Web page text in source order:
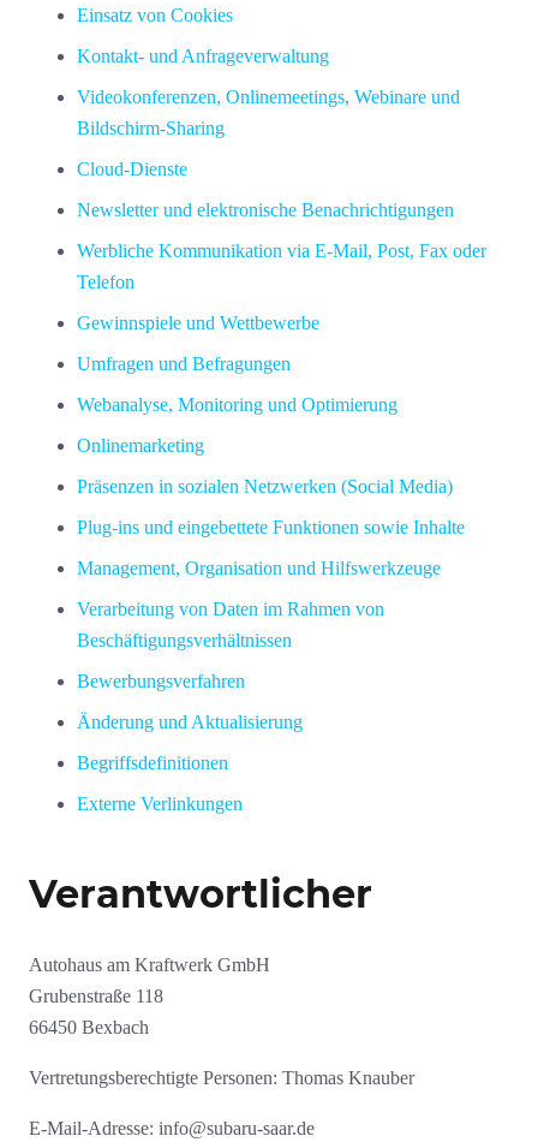
Einsatz von Cookies
Kontakt- und Anfrageverwaltung
Videokonferenzen, Onlinemeetings, Webinare und
Bildschirm-Sharing
Cloud-Dienste
Newsletter und elektronische Benachrichtigungen
Werbliche Kommunikation via E-Mail, Post, Fax oder
Telefon
Gewinnspiele und Wettbewerbe
Umfragen und Befragungen
Webanalyse, Monitoring und Optimierung
Onlinemarketing
Präsenzen in sozialen Netzwerken (Social Media)
Plug-ins und eingebettete Funktionen sowie Inhalte
Management, Organisation und Hilfswerkzeuge
Verarbeitung von Daten im Rahmen von
Beschäftigungsverhältnissen
Bewerbungsverfahren
Änderung und Aktualisierung
Begriffsdefinitionen
Externe Verlinkungen
Verantwortlicher
Autohaus am Kraftwerk GmbH
Grubenstraße 118
66450 Bexbach
Vertretungsberechtigte Personen: Thomas Knauber
E-Mail-Adresse: info@subaru-saar.de